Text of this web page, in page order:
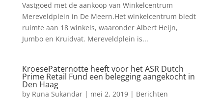
Vastgoed met de aankoop van Winkelcentrum
Mereveldplein in De Meern.Het winkelcentrum biedt
ruimte aan 18 winkels, waaronder Albert Heijn,
Jumbo en Kruidvat. Mereveldplein is...
KroesePaternotte heeft voor het ASR Dutch
Prime Retail Fund een belegging aangekocht in
Den Haag
by Runa Sukandar| mei 2, 2019| Berichten